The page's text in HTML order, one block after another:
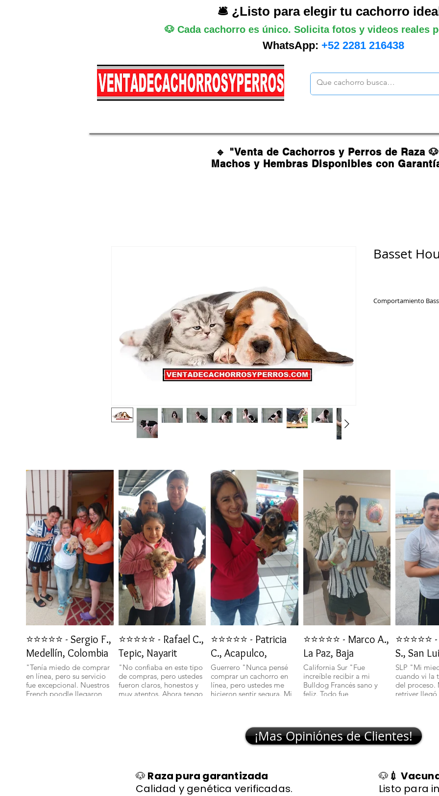
🛎️ ¿Listo para elegir tu cachorro
🐶 Cada cachorro es único. Solicita fotos y videos reales
WhatsApp: +52 2281 216438
🔹 "Venta de Cachorros y Perros de Raza 🐶
Machos y Hembras Disponibles con
Basset
Comportamiento
⭐⭐⭐⭐⭐ - Sergio F.,
Medellín, Colombia
"Tenía miedo de comprar
en línea, pero su servicio
fue excepcional. Nuestros
French poodle llegaron
⭐⭐⭐⭐⭐ - Rafael C.,
Tepic, Nayarit
"No confiaba en este tipo
de compras, pero ustedes
fueron claros, honestos y
muy atentos. Ahora tengo
⭐⭐⭐⭐⭐ - Patricia
C., Acapulco,
Guerrero "Nunca pensé
comprar un cachorro en
línea, pero ustedes me
hicieron sentir segura. Mi
⭐⭐⭐⭐⭐ - Marco A.,
La Paz, Baja
California Sur "Fue
increíble recibir a mi
Bulldog Francés sano y
feliz. Todo fue
S., San
SLP "Mi
cuando vi la
del proceso.
retriver llegó
¡Mas Opiniónes de Clientes!
🐶 Raza pura garantizada
Calidad y genética verificadas.
🐶 💉
Listo para